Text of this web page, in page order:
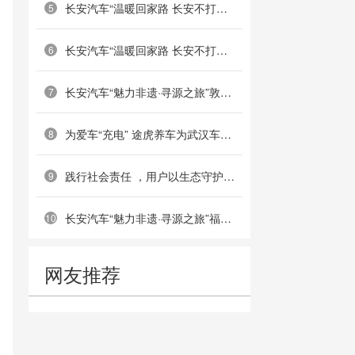
5 长安汽车“温暖回家路 长安不打烊”南京站圆满举行
6 长安汽车“温暖回家路 长安不打烊”郑州站成功举办
7 长安汽车“魅力非遗·寻源之旅”敦煌站：重走丝路古道，共绘非遗画卷
8 为爱车“充电” 途虎养车为武汉车主提供免费搭电服务
9 践行社会责任 ，用户以生态守护共筑绿色屏障——深蓝汽车乌梁素海护鸟公益活动成功举办
10 长安汽车“魅力非遗·寻源之旅”福州站：共溯海丝文脉，传承船政匠心
网友推荐